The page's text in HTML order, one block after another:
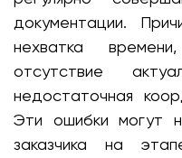
документации.
нехватка
отсутствие
недостаточная
Эти ошибки могут
заказчика на